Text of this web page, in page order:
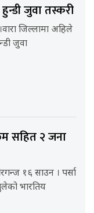
जुवा तस्करी
जिल्लामा अहिले
जुवा
सहित २ जना
१६ साउन । पर्सा
भारतिय